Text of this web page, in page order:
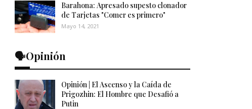
Barahona: Apresado supesto clonador
de Tarjetas "Comer es primero"
Mayo 14, 2021
🗣️Opinión
Opinión | El Ascenso y la Caída de
Prigozhin: El Hombre que Desafió a
Putin